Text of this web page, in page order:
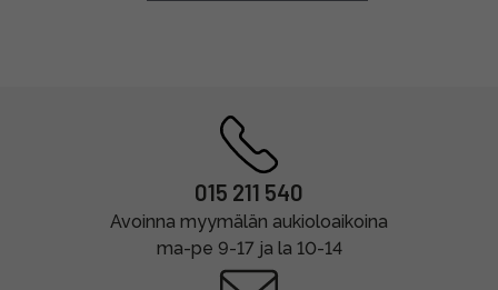
015 211 540
Avoinna myymälän aukioloaikoina
ma-pe 9-17 ja la 10-14